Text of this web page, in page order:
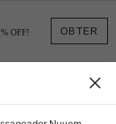
OBTER
OFF!